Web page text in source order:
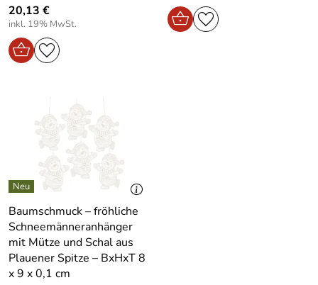
20,13 €
inkl. 19% MwSt.
Baumschmuck – fröhliche
Schneemänneranhänger
mit Mütze und Schal aus
Plauener Spitze – BxHxT 8
x 9 x 0,1 cm